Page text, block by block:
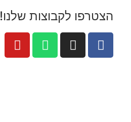
הצטרפו לקבוצות שלנו!